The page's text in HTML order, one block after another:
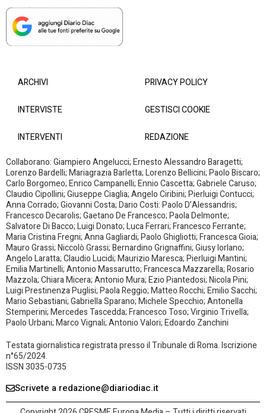
ARCHIVI
INTERVISTE
INTERVENTI
PRIVACY POLICY
GESTISCI COOKIE
REDAZIONE
Collaborano: Giampiero Angelucci; Ernesto Alessandro Baragetti;
Lorenzo Bardelli; Mariagrazia Barletta; Lorenzo Bellicini; Paolo Biscaro;
Carlo Borgomeo; Enrico Campanelli; Ennio Cascetta; Gabriele Caruso;
Claudio Cipollini; Giuseppe Ciaglia; Angelo Ciribini; Pierluigi Contucci;
Anna Corrado; Giovanni Costa; Dario Costi: Paolo D’Alessandris;
Francesco Decarolis; Gaetano De Francesco; Paola Delmonte;
Salvatore Di Bacco; Luigi Donato; Luca Ferrari; Francesco Ferrante;
Maria Cristina Fregni; Anna Gagliardi; Paolo Ghigliotti; Francesca Gioia;
Mauro Grassi; Niccolò Grassi; Bernardino Grignaffini; Giusy Iorlano;
Angelo Laratta; Claudio Lucidi; Maurizio Maresca; Pierluigi Mantini;
Emilia Martinelli; Antonio Massarutto; Francesca Mazzarella; Rosario
Mazzola; Chiara Micera; Antonio Mura; Ezio Piantedosi; Nicola Pini;
Luigi Prestinenza Puglisi; Paola Reggio; Matteo Rocchi; Emilio Sacchi;
Mario Sebastiani; Gabriella Sparano; Michele Specchio; Antonella
Stemperini; Mercedes Tascedda; Francesco Toso; Virginio Trivella;
Paolo Urbani; Marco Vignali; Antonio Valori; Edoardo Zanchini
Testata giornalistica registrata presso il Tribunale di Roma. Iscrizione
n°65/2024.
ISSN 3035-0735
Scrivete a redazione@diariodiac.it